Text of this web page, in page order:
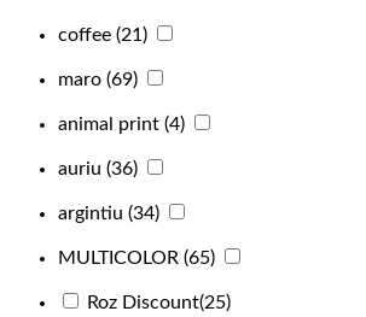
coffee (21)
maro (69)
animal print (4)
auriu (36)
argintiu (34)
MULTICOLOR (65)
Roz Discount(25)